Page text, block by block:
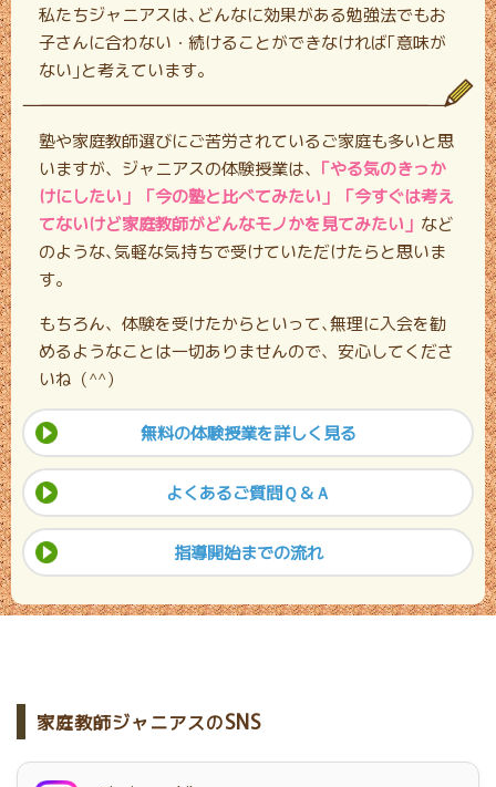
私たちジャニアスは､どんなに効果がある勉強法でもお
子さんに合わない・ 続けることができなければ｢意味が
ない｣と考えています。
塾や家庭教師選びにご苦労されているご家庭も多いと思
いますが、ジャニアスの体験授業は､ 「やる気のきっか
けにしたい」「今の塾と比べてみたい」「今すぐは考え
てないけど家庭教師がどんなモノかを見てみたい」 など
のような､気軽な気持ちで受けていただけたらと思いま
す。
もちろん、体験を受けたからといって､無理に入会を勧
めるようなことは一切ありませんので、安心してくださ
いね（^^）
無料の体験授業を詳しく見る
よくあるご質問Ｑ＆Ａ
指導開始までの流れ
家庭教師ジャニアスのSNS